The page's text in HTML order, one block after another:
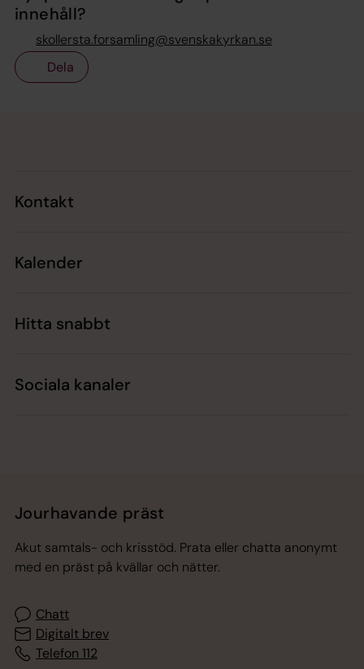
innehåll?
skollersta.forsamling@svenskakyrkan.se
Dela
Kontakt
Kalender
Hitta snabbt
Sociala kanaler
Jourhavande präst
Akut samtals- och krisstöd. Prata eller chatta anonymt
med en präst på kvällar och nätter.
Chatt
Digitalt brev
Telefon 112